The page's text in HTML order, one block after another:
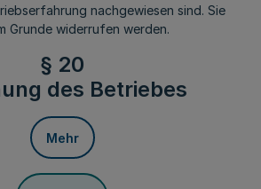
nachgewiesen sind. Sie
Grunde widerrufen werden.
§ 20
des Betriebes
Mehr